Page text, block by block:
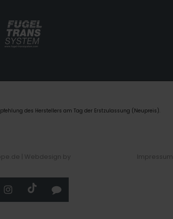
des Herstellers am Tag der Erstzulassung (Neupreis).
| Webdesign by
Impressum